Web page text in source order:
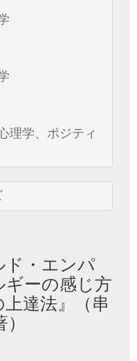
理学、ポジティ
ド・エンパ
ギーの感じ方
達法』（串